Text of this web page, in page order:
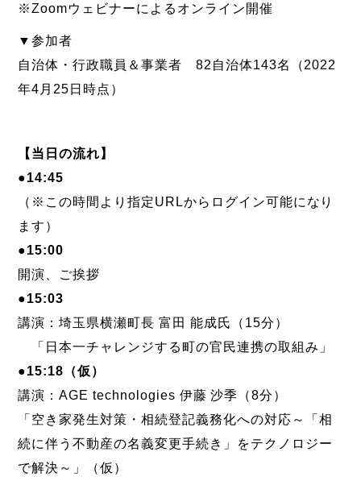
※Zoomウェビナーによるオンライン開催
▼参加者
自治体・行政職員＆事業者 82自治体143名（2022
年4月25日時点）
【当日の流れ】
●14:45
（※この時間より指定URLからログイン可能になり
ます）
●15:00
開演、ご挨拶
●15:03
講演：埼玉県横瀬町長 富田 能成氏（15分）
「日本一チャレンジする町の官民連携の取組み」
●15:18（仮）
講演：AGE technologies 伊藤 沙季（8分）
「空き家発生対策・相続登記義務化への対応～「相
続に伴う不動産の名義変更手続き」をテクノロジー
で解決～」（仮）